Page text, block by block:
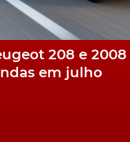
208 e
em julho